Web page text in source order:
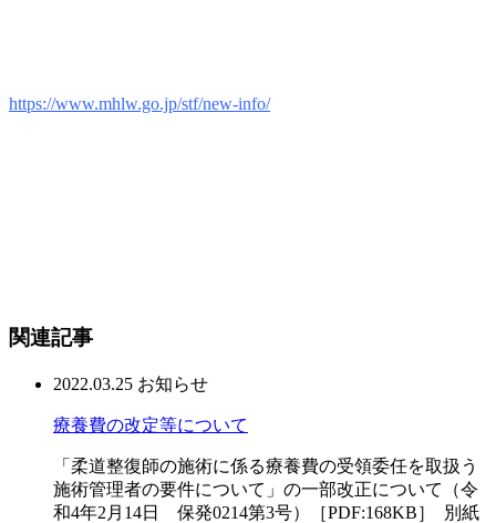
https://www.mhlw.go.jp/stf/new-info/
関連記事
2022.03.25 お知らせ
療養費の改定等について
「柔道整復師の施術に係る療養費の受領委任を取扱う
施術管理者の要件について」の一部改正について（令
和4年2月14日 保発0214第3号）［PDF:168KB］ 別紙